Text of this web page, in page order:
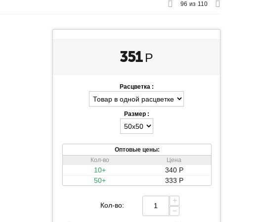
96 из 110
351 Р
Расцветка :
Размер :
Оптовые цены:
Кол-во
10+
50+
Цена
340 Р
333 Р
Кол-во:
+
−